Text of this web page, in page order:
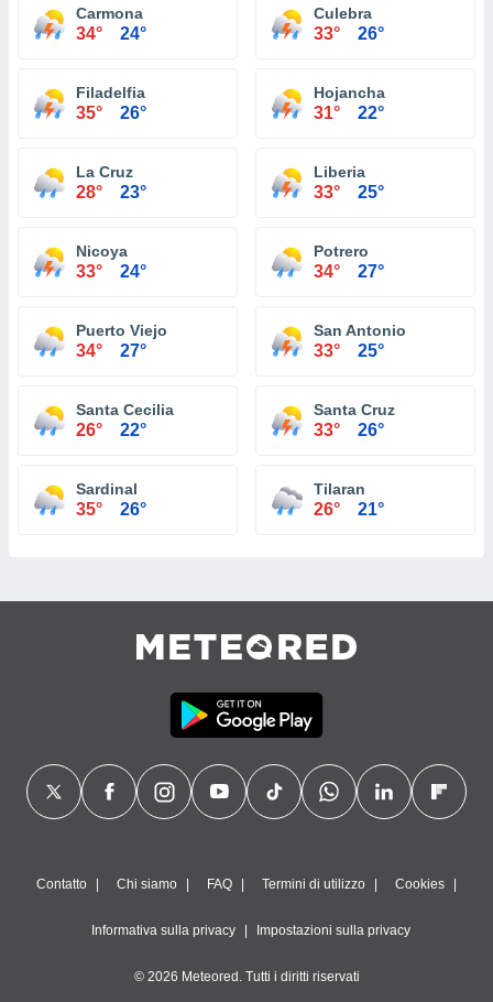
Carmona
34° 24°
Culebra
33° 26°
Filadelfia
35° 26°
Hojancha
31° 22°
La Cruz
28° 23°
Liberia
33° 25°
Nicoya
33° 24°
Potrero
34° 27°
Puerto Viejo
34° 27°
San Antonio
33° 25°
Santa Cecilia
26° 22°
Santa Cruz
33° 26°
Sardinal
35° 26°
Tilaran
26° 21°
Contatto Chi siamo FAQ Termini di utilizzo Cookies
Informativa sulla privacy Impostazioni sulla privacy
© 2026 Meteored. Tutti i diritti riservati